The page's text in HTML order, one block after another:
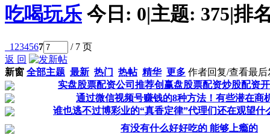
吃喝玩乐 今日: 0|主题: 375|排
1 234567
/ 7 页
返 回
新窗 全部主题 最新 热门 热帖 精华 更多 作者回复/查看最后
实盘股票配资公司推荐创赢盘股票配资炒股配资
通过微信视频号赚钱的8种方法！有些潜在商
谁也逃不过博彩业的“真香定律”代理们还在观望什
有没有什么好好吃的 能够上瘾的